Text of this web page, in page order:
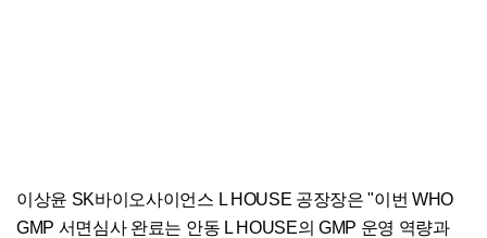
이상윤 SK바이오사이언스 L HOUSE 공장장은 "이번 WHO
GMP 서면심사 완료는 안동 L HOUSE의 GMP 운영 역량과